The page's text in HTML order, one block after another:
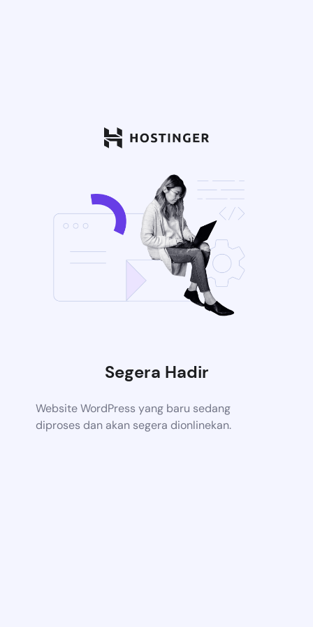
Segera Hadir
Website WordPress yang baru sedang
diproses dan akan segera dionlinekan.